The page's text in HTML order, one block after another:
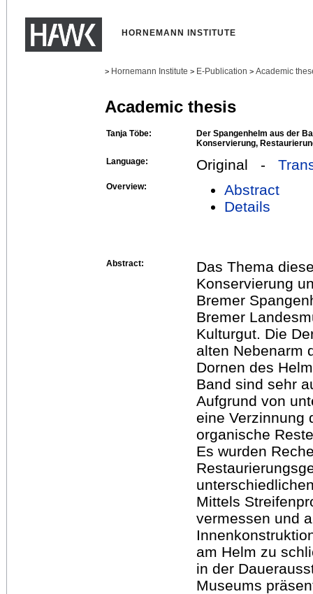
HORNEMANN INSTITUTE
> Hornemann Institute > E-Publication > Academic
Academic thesis
Tanja Töbe:
Der Spangenhelm aus der
Konservierung,
Language:
Original -
Overview:
Abstract
Details
Abstract:
Das Thema
Konservierung
Bremer
Bremer
Kulturgut. Die
alten Nebenarm
Dornen des
Band sind sehr
Aufgrund von
eine Verzinnung
organische
Es wurden
Mittels
vermessen und
am Helm zu
in der
Museums